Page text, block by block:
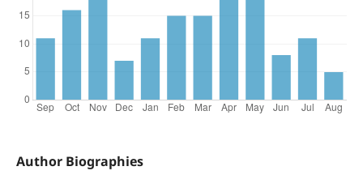
Author Biographies